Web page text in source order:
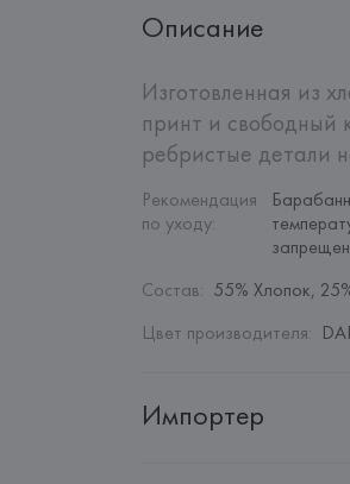
Описание
Изготовленная из
принт и свободный
ребристые детали
Рекомендация
по уходу:
Состав: 55% Хлопок,
Цвет производителя:
Импортер